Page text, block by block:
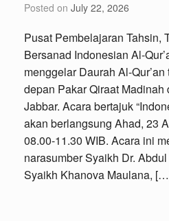
Posted on July 22, 2026
Pusat Pembelajaran Tahsin,
Bersanad Indonesian Al-
menggelar Daurah Al-
depan Pakar Qiraat Madinah
Jabbar. Acara bertajuk
akan berlangsung Ahad, 23
08.00-11.30 WIB. ​Acara ini
narasumber Syaikh Dr.
Syaikh Khanova Maulana,